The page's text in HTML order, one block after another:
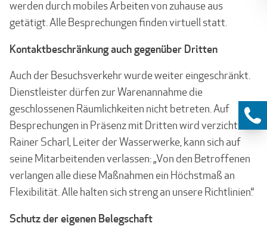
werden durch mobiles Arbeiten von zuhause aus
getätigt. Alle Besprechungen finden virtuell statt.
Kontaktbeschränkung auch gegenüber Dritten
Auch der Besuchsverkehr wurde weiter eingeschränkt.
Dienstleister dürfen zur Warenannahme die
geschlossenen Räumlichkeiten nicht betreten. Auf
Besprechungen in Präsenz mit Dritten wird verzichtet.
Rainer Scharl, Leiter der Wasserwerke, kann sich auf
seine Mitarbeitenden verlassen: „Von den Betroffenen
verlangen alle diese Maßnahmen ein Höchstmaß an
Flexibilität. Alle halten sich streng an unsere Richtlinien.“
Schutz der eigenen Belegschaft